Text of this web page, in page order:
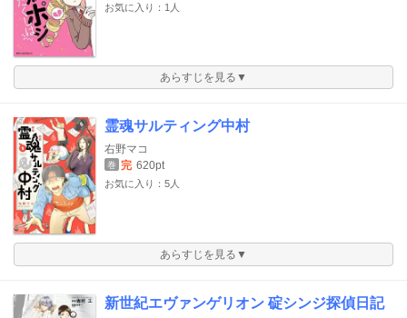
お気に入り：1人
あらすじを見る▼
霊魂サルティング中村
右野マコ
巻 完 620pt
お気に入り：5人
あらすじを見る▼
新世紀エヴァンゲリオン 碇シンジ探偵日記